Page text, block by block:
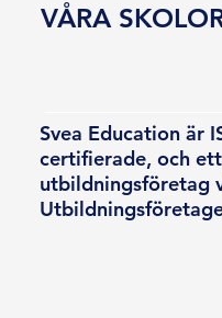
Svea Education är
certifierade, och
utbildningsföretag
VÅRA